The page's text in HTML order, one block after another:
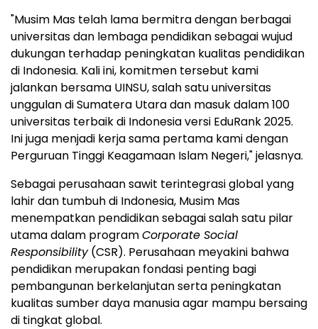
"Musim Mas telah lama bermitra dengan berbagai
universitas dan lembaga pendidikan sebagai wujud
dukungan terhadap peningkatan kualitas pendidikan
di Indonesia. Kali ini, komitmen tersebut kami
jalankan bersama UINSU, salah satu universitas
unggulan di Sumatera Utara dan masuk dalam 100
universitas terbaik di Indonesiaversi EduRank 2025.
Ini juga menjadi kerja sama pertama kami dengan
Perguruan Tinggi Keagamaan Islam Negeri," jelasnya.
Sebagai perusahaan sawit terintegrasi global yang
lahir dan tumbuh di Indonesia, Musim Mas
menempatkan pendidikan sebagai salah satu pilar
utama dalam programCorporate Social
Responsibility(CSR). Perusahaan meyakini bahwa
pendidikan merupakan fondasi penting bagi
pembangunan berkelanjutan serta peningkatan
kualitas sumber daya manusia agar mampu bersaing
di tingkat global.